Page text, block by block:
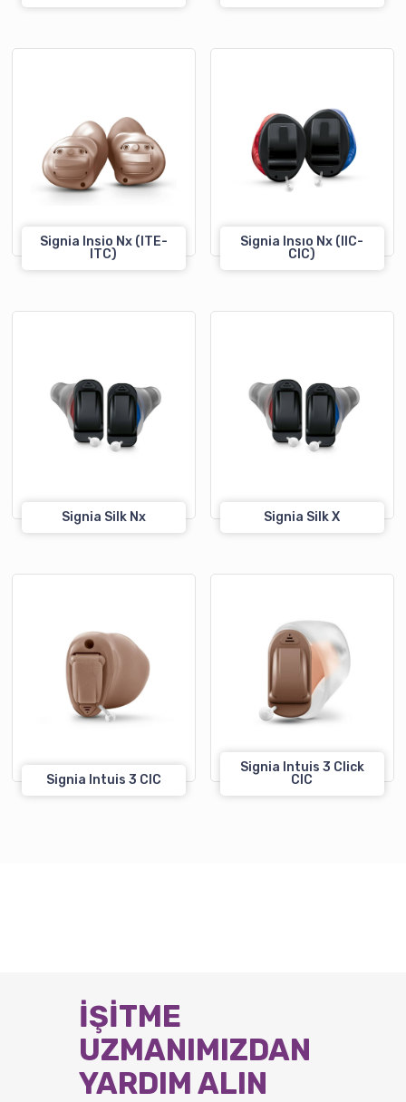
Signia Insio Nx (ITE-
ITC)
Signia Insıo Nx (IIC-
CIC)
Signia Silk Nx Signia Silk X
Signia Intuis 3 CIC
Signia Intuis 3 Click
CIC
İŞİTME
UZMANIMIZDAN
YARDIM ALIN